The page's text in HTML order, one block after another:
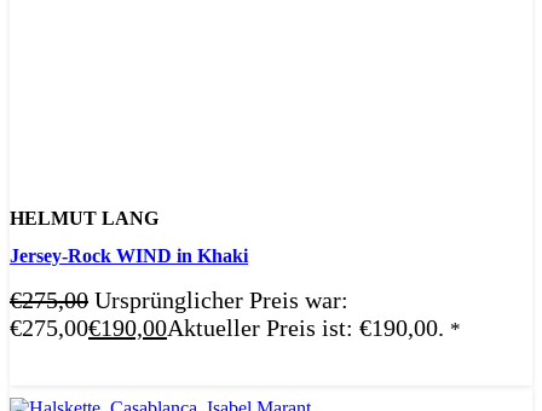
HELMUT LANG
Jersey-Rock WIND in Khaki
€275,00 Ursprünglicher Preis war:
€275,00€190,00Aktueller Preis ist: €190,00. *